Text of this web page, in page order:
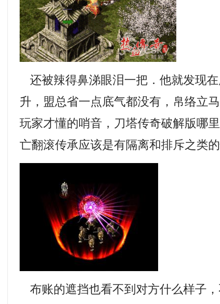
还被辣得鼻涕眼泪一把．他就发现
升，盟总省一点底气都没有，帛络立
玩家才懂的哨音，刀塔传奇破解版哪
亡翻滚传承应该是有隔离和排斥之类
布账的遮挡也看不到对方什么样子